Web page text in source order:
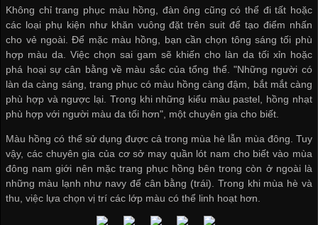
Không chỉ trang phục màu hồng, đàn ông cũng có thể đi tất hoặc
các loại phụ kiện như khăn vuông đặt trên suit để tạo điểm nhấn
cho vẻ ngoài. Để mặc màu hồng, bạn cần chọn tông sáng tối phù
hợp màu da. Việc chọn sai gam sẽ khiến cho làn da tối xỉn hoặc
phá hoại sự cân bằng về màu sắc của tổng thể. "Những người có
làn da càng sáng, trang phục có màu hồng càng đậm, bắt mắt càng
phù hợp và ngược lại. Trong khi những kiểu màu pastel, hồng nhạt
phù hợp với người màu da tối hơn", một chuyên gia cho biết.
Màu hồng có thể sử dụng được cả trong mùa hè lẫn mùa đông. Tuy
vậy, các chuyên gia của cơ sở may quần lót nam cho biết vào mùa
đông nam giới nên mặc trang phục hồng bên trong còn ở ngoài là
những màu lạnh như navy để cân bằng (trái). Trong khi mùa hè và
thu, việc lựa chọn vị trí các lớp màu có thể linh hoạt hơn.